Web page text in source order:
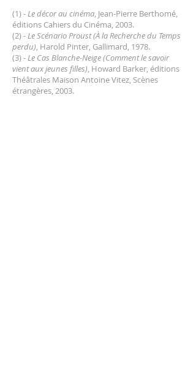
(1) -Le décor au cinéma, Jean-Pierre Berthomé,
éditions Cahiers du Cinéma, 2003.
(2) -Le Scénario Proust (À la Recherche du Temps
perdu), Harold Pinter, Gallimard, 1978.
(3) -Le Cas Blanche-Neige (Comment le savoir
vient aux jeunes filles), Howard Barker, éditions
Théâtrales Maison Antoine Vitez, Scènes
étrangères, 2003.